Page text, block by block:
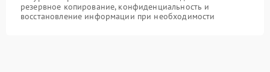
резервное копирование, конфиденциальность и
восстановление информации при необходимости